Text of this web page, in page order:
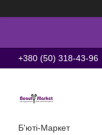
+380 (50) 318-43-96
Б'юті-Маркет